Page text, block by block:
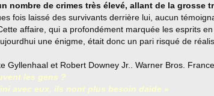
nombre de crimes très élevé, allant de la grosse
fois laissé des survivants derrière lui, aucun
affaire, qui a profondément marquée les esprits
une énigme, était donc un pari risqué de
les gens ?
avec eux, ils nont plus besoin daide »